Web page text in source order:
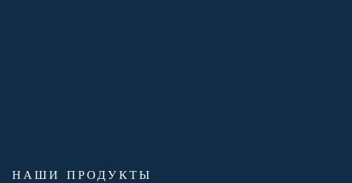
НАШИ ПРОДУКТЫ